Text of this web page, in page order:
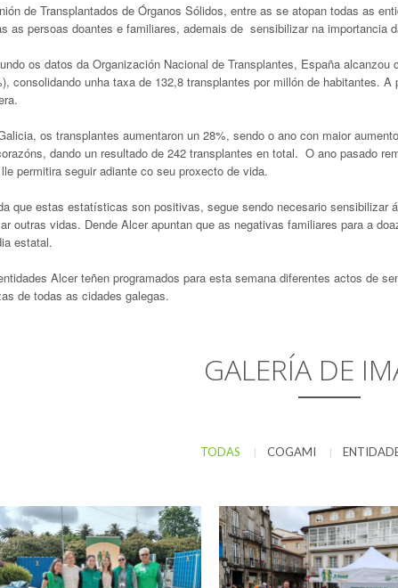
de Transplantados de Órganos Sólidos, entre as se atopan todas as
as persoas doantes e familiares, ademais de sensibilizar na importancia
os datos da Organización Nacional de Transplantes, España
consolidando unha taxa de 132,8 transplantes por millón de habitantes.
os transplantes aumentaron un 28%, sendo o ano con maior
dando un resultado de 242 transplantes en total. O ano pasado
permitira seguir adiante co seu proxecto de vida.
que estas estatísticas son positivas, segue sendo necesario sensibilizar
outras vidas. Dende Alcer apuntan que as negativas familiares para a
estatal.
Alcer teñen programados para esta semana diferentes actos de
de todas as cidades galegas.
GALERÍA DE
TODAS | COGAMI |